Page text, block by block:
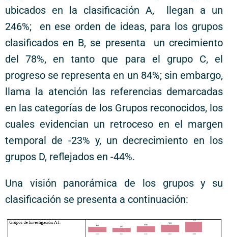
ubicados en la clasificación A, llegan a un
246%; en ese orden de ideas, para los grupos
clasificados en B, se presenta un crecimiento
del 78%, en tanto que para el grupo C, el
progreso se representa en un 84%; sin embargo,
llama la atención las referencias demarcadas
en las categorías de los Grupos reconocidos, los
cuales evidencian un retroceso en el margen
temporal de -23% y, un decrecimiento en los
grupos D, reflejados en -44%.
Una visión panorámica de los grupos y su
clasificación se presenta a continuación: